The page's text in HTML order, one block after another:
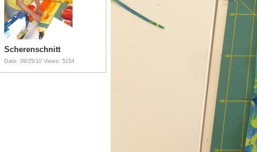
Scherenschnitt
Date: 09/25/10 Views: 5154